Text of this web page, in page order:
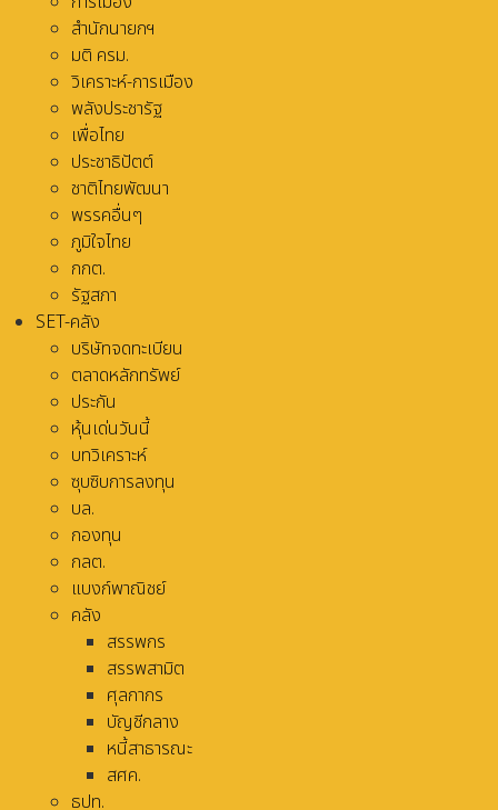
สำนักนายกฯ
มติ ครม.
วิเคราะห์-การเมือง
พลังประชารัฐ
เพื่อไทย
ประชาธิปัตต์
ชาติไทยพัฒนา
พรรคอื่นๆ
ภูมิใจไทย
กกต.
รัฐสภา
SET-คลัง
บริษัทจดทะเบียน
ตลาดหลักทรัพย์
ประกัน
หุ้นเด่นวันนี้
บทวิเคราะห์
ซุบซิบการลงทุน
บล.
กองทุน
กลต.
แบงก์พาณิชย์
คลัง
สรรพกร
สรรพสามิต
ศุลกากร
บัญชีกลาง
หนี้สาธารณะ
สศค.
ธปท.